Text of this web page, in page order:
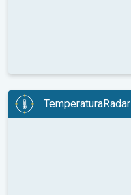
TemperaturaRadar